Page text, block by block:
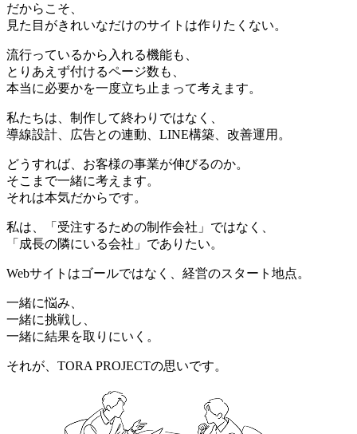
だからこそ、
見た目がきれいなだけのサイトは作りたくない。
流行っているから入れる機能も、
とりあえず付けるページ数も、
本当に必要かを一度立ち止まって考えます。
私たちは、制作して終わりではなく、
導線設計、広告との連動、LINE構築、改善運用。
どうすれば、お客様の事業が伸びるのか。
そこまで一緒に考えます。
それは本気だからです。
私は、「受注するための制作会社」ではなく、
「成長の隣にいる会社」でありたい。
Webサイトはゴールではなく、経営のスタート地点。
一緒に悩み、
一緒に挑戦し、
一緒に結果を取りにいく。
それが、TORA PROJECTの思いです。